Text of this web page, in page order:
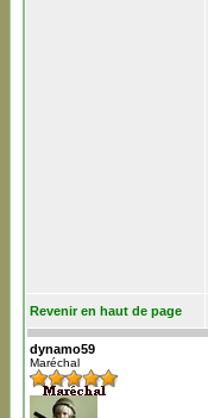
Revenir en haut de page
dynamo59
Maréchal